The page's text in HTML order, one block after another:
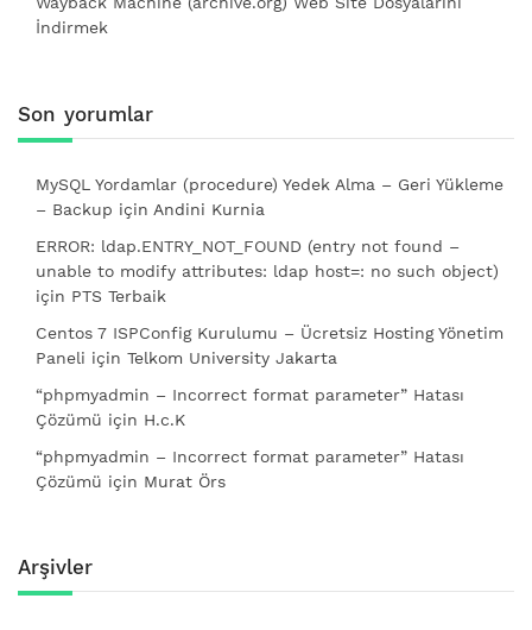
İndirmek
Son yorumlar
MySQL Yordamlar (procedure) Yedek Alma – Geri Yükleme
– Backup için Andini Kurnia
ERROR: ldap.ENTRY_NOT_FOUND (entry not found –
unable to modify attributes: ldap host=: no such object)
için PTS Terbaik
Centos 7 ISPConfig Kurulumu – Ücretsiz Hosting Yönetim
Paneli için Telkom University Jakarta
“phpmyadmin – Incorrect format parameter” Hatası
Çözümü için H.c.K
“phpmyadmin – Incorrect format parameter” Hatası
Çözümü için Murat Örs
Arşivler